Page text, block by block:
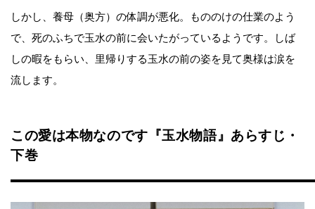
しかし、養母（奥方）の体調が悪化。もののけの仕業のよう
で、死のふちで玉水の前に会いたがっているようです。しば
しの暇をもらい、里帰りする玉水の前の姿を見て奥様は涙を
流します。
この愛は本物なのです『玉水物語』あらすじ・
下巻